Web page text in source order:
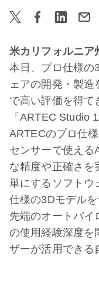
米カリフォルニア
本日、プロ仕様の
ェアの開発・製造
で高い評価を得て
「ARTEC Studio
ARTECのプロ仕
センサーで使え
な精度や正確さを
単にするソフトウ
仕様の3Dモデル
先端のオートパイ
の使用経験深度を
ザーが活用できる